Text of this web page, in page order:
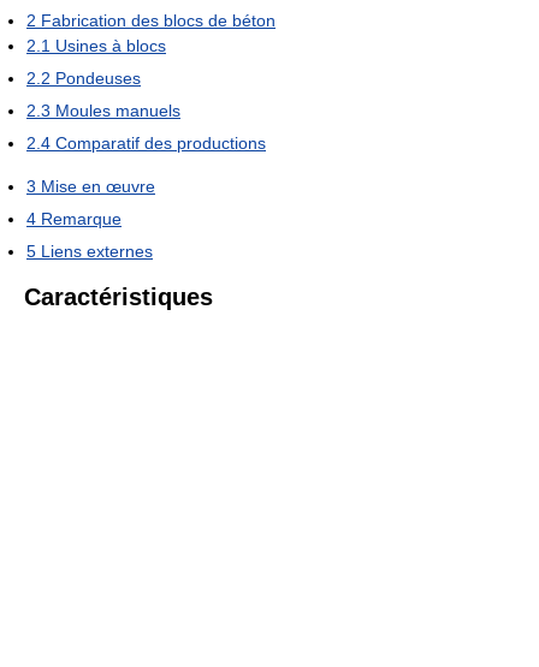
2 Fabrication des blocs de béton
2.1 Usines à blocs
2.2 Pondeuses
2.3 Moules manuels
2.4 Comparatif des productions
3 Mise en œuvre
4 Remarque
5 Liens externes
Caractéristiques